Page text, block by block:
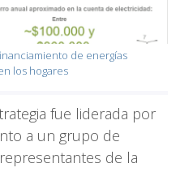
de energías
los hogares
fue liderada por
a un grupo de
de la